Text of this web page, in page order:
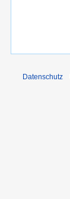
Datenschutz